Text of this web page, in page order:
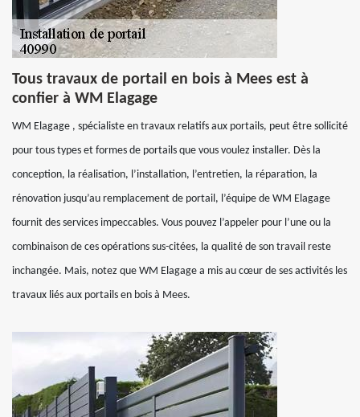
Tous travaux de portail en bois à Mees est à
confier à WM Elagage
WM Elagage , spécialiste en travaux relatifs aux portails, peut être sollicité
pour tous types et formes de portails que vous voulez installer. Dès la
conception, la réalisation, l’installation, l’entretien, la réparation, la
rénovation jusqu’au remplacement de portail, l’équipe de WM Elagage
fournit des services impeccables. Vous pouvez l’appeler pour l’une ou la
combinaison de ces opérations sus-citées, la qualité de son travail reste
inchangée. Mais, notez que WM Elagage a mis au cœur de ses activités les
travaux liés aux portails en bois à Mees.